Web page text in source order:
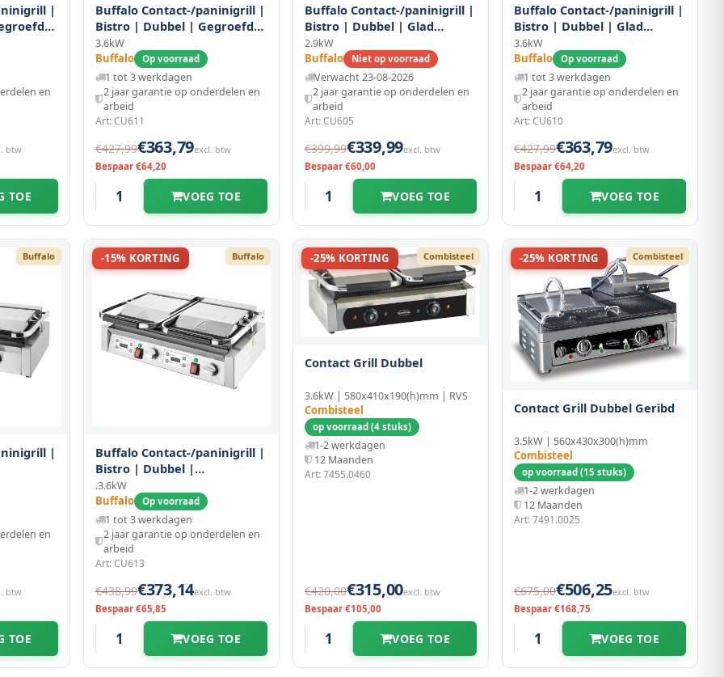
|
|
|
en
btw
TOE
Buffalo Contact-/paninigrill |
Bistro | Dubbel | Gegroefd
Oppervlak (gietijzer) |
50°c/300°c | 3.6kw (2x 230v) |
Timers | 570x310x200(h)mm
3.6kW
Buffalo Op voorraad
1 tot 3 werkdagen
2 jaar garantie op onderdelen en
arbeid
Art: CU611
€427,99€363,79excl. btw
Bespaar €64,20
VOEG TOE
Buffalo Contact-/paninigrill |
Bistro | Dubbel | Glad
Oppervlak (gietijzer) |
100°c/300°c | 2.9kw (230v) |
570x310x200(h)mm
2.9kW
Buffalo Niet op voorraad
Verwacht 23-08-2026
2 jaar garantie op onderdelen en
arbeid
Art: CU605
€399,99€339,99excl. btw
Bespaar €60,00
VOEG TOE
Buffalo Contact-/paninigrill |
Bistro | Dubbel | Glad
Oppervlak (gietijzer) |
50°c/300°c | 3.6kw (2x 230v) |
Timers | 570x310x200(h)mm
3.6kW
Buffalo Op voorraad
1 tot 3 werkdagen
2 jaar garantie op onderdelen en
arbeid
Art: CU610
€427,99€363,79excl. btw
Bespaar €64,20
VOEG TOE
Buffalo
|
|
en
btw
TOE
-15% KORTING Buffalo
Buffalo Contact-/paninigrill |
Bistro | Dubbel |
Glad/gegroefd Oppervlak
(gietijzer) | 50°c/300°c |
3.6kw (2x 230v) | Timers |
570x310x200(h)mm
.3.6kW
Buffalo Op voorraad
1 tot 3 werkdagen
2 jaar garantie op onderdelen en
arbeid
Art: CU613
€438,99€373,14excl. btw
Bespaar €65,85
VOEG TOE
-25% KORTING Combisteel
Contact Grill Dubbel
3.6kW | 580x410x190(h)mm | RVS
Combisteel
op voorraad (4 stuks)
1-2 werkdagen
12 Maanden
Art: 7455.0460
€420,00€315,00excl. btw
Bespaar €105,00
VOEG TOE
-25% KORTING Combisteel
Contact Grill Dubbel Geribd
3.5kW | 560x430x300(h)mm
Combisteel
op voorraad (15 stuks)
1-2 werkdagen
12 Maanden
Art: 7491.0025
€675,00€506,25excl. btw
Bespaar €168,75
VOEG TOE